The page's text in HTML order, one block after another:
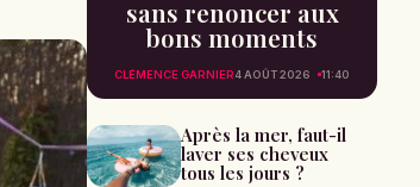
sans renoncer aux
bons moments
CLÉMENCE GARNIER4 AOÛT 2026 11:40
Après la mer, faut-il
laver ses cheveux
tous les jours ?